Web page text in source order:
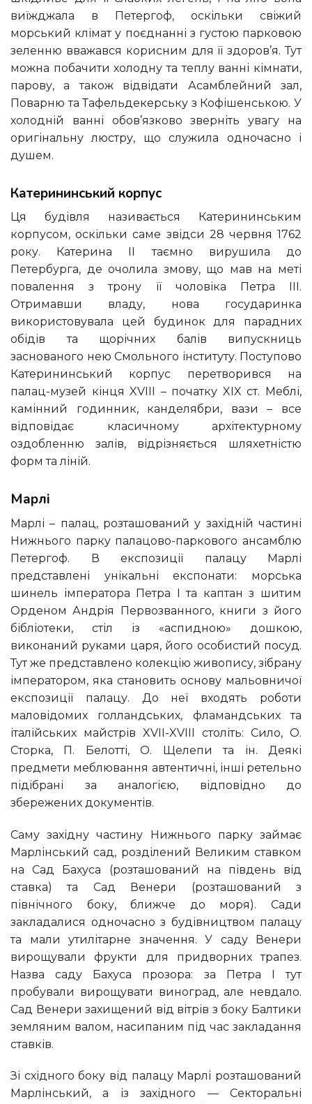
виїжджала в Петергоф, оскільки свіжий
морський клімат у поєднанні з густою парковою
зеленню вважався корисним для її здоров’я. Тут
можна побачити холодну та теплу ванні кімнати,
парову, а також відвідати Асамблейний зал,
Поварню та Тафельдекерську з Кофішенською. У
холодній ванні обов’язково зверніть увагу на
оригінальну люстру, що служила одночасно і
душем.
Катерининський корпус
Ця будівля називається Катерининським
корпусом, оскільки саме звідси 28 червня 1762
року. Катерина II таємно вирушила до
Петербурга, де очолила змову, що мав на меті
повалення з трону її чоловіка Петра III.
Отримавши владу, нова государинка
використовувала цей будинок для парадних
обідів та щорічних балів випускниць
заснованого нею Смольного інституту. Поступово
Катерининський корпус перетворився на
палац-музей кінця XVIII – початку XIX ст. Меблі,
камінний годинник, канделябри, вази – все
відповідає класичному архітектурному
оздобленню залів, відрізняється шляхетністю
форм та ліній.
Марлі
Марлі – палац, розташований у західній частині
Нижнього парку палацово-паркового ансамблю
Петергоф. В експозиції палацу Марлі
представлені унікальні експонати: морська
шинель імператора Петра I та каптан з шитим
Орденом Андрія Первозванного, книги з його
бібліотеки, стіл із «аспидною» дошкою,
виконаний руками царя, його особистий посуд.
Тут же представлено колекцію живопису, зібрану
імператором, яка становить основу мальовничої
експозиції палацу. До неї входять роботи
маловідомих голландських, фламандських та
італійських майстрів XVII-XVIII століть: Сило, О.
Сторка, П. Белотті, О. Щелепи та ін. Деякі
предмети меблювання автентичні, інші ретельно
підібрані за аналогією, відповідно до
збережених документів.
Саму західну частину Нижнього парку займає
Марлінський сад, розділений Великим ставком
на Сад Бахуса (розташований на південь від
ставка) та Сад Венери (розташований з
північного боку, ближче до моря). Сади
закладалися одночасно з будівництвом палацу
та мали утилітарне значення. У саду Венери
вирощували фрукти для придворних трапез.
Назва саду Бахуса прозора: за Петра I тут
пробували вирощувати виноград, але невдало.
Сад Венери захищений від вітрів з боку Балтики
земляним валом, насипаним під час закладання
ставків.
Зі східного боку від палацу Марлі розташований
Марлінський, а із західного — Секторальні